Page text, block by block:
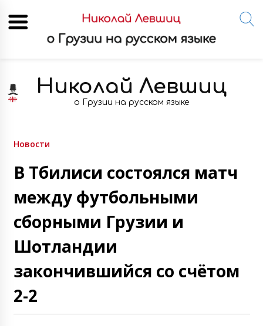
content
Николай Левшиц
о Грузии на русском языке
Новости
В Тбилиси состоялся матч
между футбольными
сборными Грузии и
Шотландии
закончившийся со счётом
2-2